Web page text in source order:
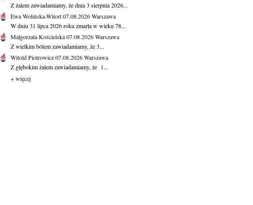
Z żalem zawiadamiamy, że dnia 3 sierpnia 2026...
Ewa Wolińska-Witort07.08.2026Warszawa
W dniu 31 lipca 2026 roku zmarła w wieku 78...
Małgorzata Kościelska07.08.2026Warszawa
Z wielkim bólem zawiadamiamy, że 3...
Witold Piotrowicz07.08.2026Warszawa
Z głębokim żalem zawiadamiamy, że 1...
+ więcej